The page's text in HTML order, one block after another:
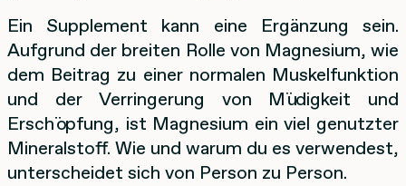
Ein Supplement kann eine Ergänzung sein.
Aufgrund der breiten Rolle von Magnesium, wie
dem Beitrag zu einer normalen Muskelfunktion
und der Verringerung von Müdigkeit und
Erschöpfung, ist Magnesium ein viel genutzter
Mineralstoff. Wie und warum du es verwendest,
unterscheidet sich von Person zu Person.